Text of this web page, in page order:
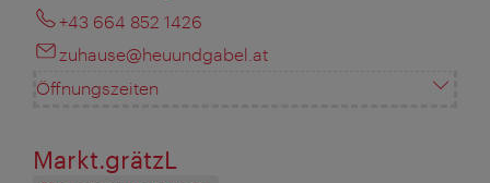
+43 664 852 1426
zuhause@heuundgabel.at
Öffnungszeiten
Markt.grätzL